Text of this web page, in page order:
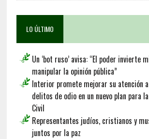
LO ÚLTIMO
Un ‘bot ruso’ avisa: “El poder invierte
manipular la opinión pública”
Interior promete mejorar su atención
delitos de odio en un nuevo plan para
Civil
Representantes judíos, cristianos y
juntos por la paz